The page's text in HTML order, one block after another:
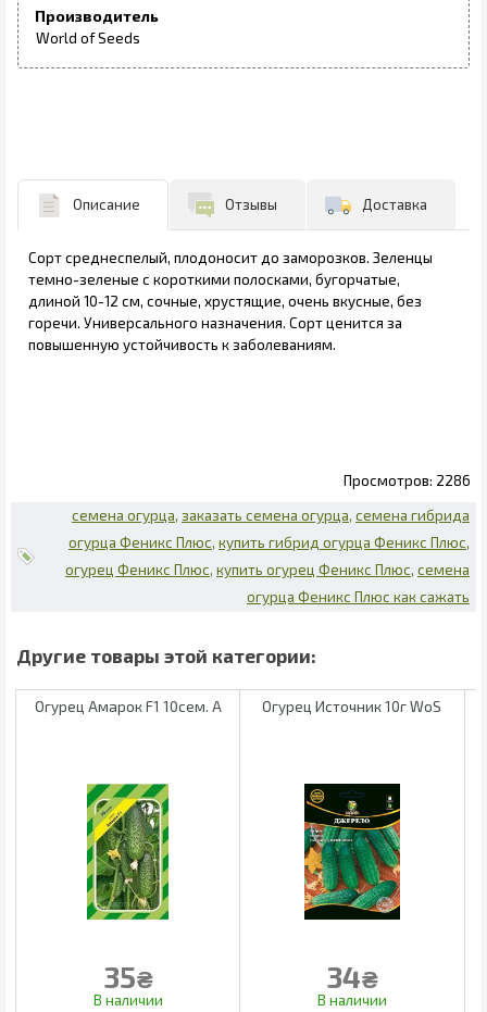
Производитель
World of Seeds
Описание Отзывы Доставка
Сорт среднеспелый, плодоносит до заморозков. Зеленцы
темно-зеленые с короткими полосками, бугорчатые,
длиной 10-12 см, сочные, хрустящие, очень вкусные, без
горечи. Универсального назначения. Сорт ценится за
повышенную устойчивость к заболеваниям.
2286
семена огурца заказать семена огурца семена гибрида
огурца Феникс Плюс купить гибрид огурца Феникс Плюс
огурец Феникс Плюс купить огурец Феникс Плюс семена
огурца Феникс Плюс как сажать
Огурец Амарок F1 10сем. А
35₴
Огурец Источник 10г WoS
34₴